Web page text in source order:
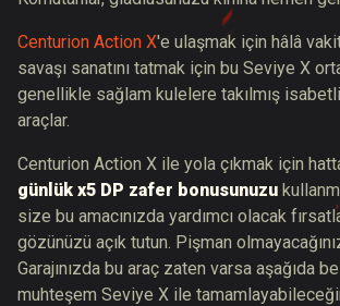
Centurion Action X'e ulaşmak için hâlâ
savaşı sanatını tatmak için bu Seviye X
genellikle sağlam kulelere takılmış
araçlar.
Centurion Action X ile yola çıkmak için
günlük x5 DP zafer bonusunuzu
size bu amacınızda yardımcı olacak
gözünüzü açık tutun. Pişman
Garajınızda bu araç zaten varsa aşağıda
muhteşem Seviye X ile